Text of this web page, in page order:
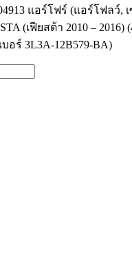
แอร์โฟร์ (แอร์โฟลว์,
(เฟียสต้า 2010 – 2016)
บอร์ 3L3A-12B579-BA)